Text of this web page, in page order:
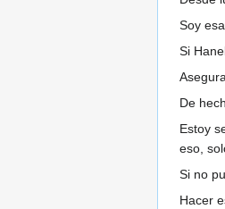
Soy
Si
De
Estoy
eso,
Si no
Hacer